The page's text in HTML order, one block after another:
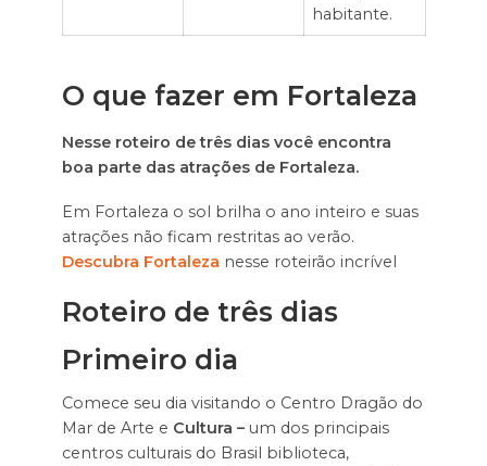
habitante.
O que fazer em Fortaleza
Nesse roteiro de três dias você encontra
boa parte das atrações de Fortaleza.
Em Fortaleza o sol brilha o ano inteiro e suas
atrações não ficam restritas ao verão.
Descubra Fortaleza nesse roteirão incrível
Roteiro de três dias
Primeiro dia
Comece seu dia visitando o Centro Dragão do
Mar de Arte e Cultura – um dos principais
centros culturais do Brasil biblioteca,